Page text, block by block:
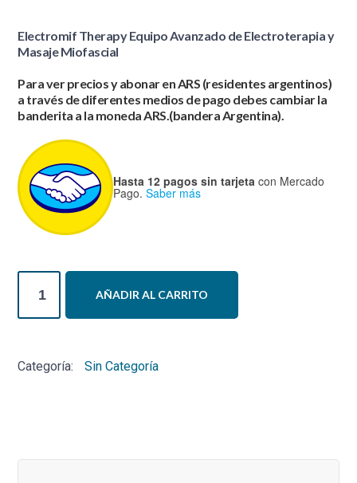
original
US
$1,080.00.
actual
US
$980.00.
Electromif Therapy Equipo Avanzado de Electroterapia y
Masaje Miofascial
Para ver precios y abonar en ARS (residentes argentinos)
a través de diferentes medios de pago debes cambiar la
banderita a la moneda ARS.(bandera Argentina).
Hasta 12 pagos sin tarjeta con Mercado
Pago. Saber más
Therapy
de
Miofascial
AÑADIR AL CARRITO
Categoría: Sin Categoría